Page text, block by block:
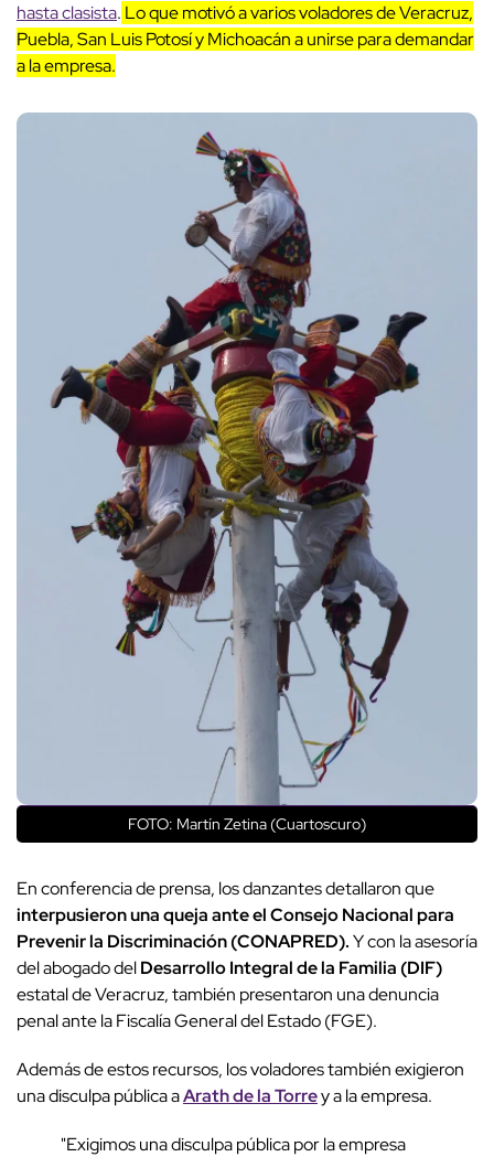
hasta clasista. Lo que motivó a varios voladores de Veracruz,
Puebla, San Luis Potosí y Michoacán a unirse para demandar
a la empresa.
FOTO: Martín Zetina (Cuartoscuro)
En conferencia de prensa, los danzantes detallaron que
interpusieron una queja ante el Consejo Nacional para
Prevenir la Discriminación (CONAPRED).Y con la asesoría
del abogado delDesarrollo Integral de la Familia (DIF)
estatal de Veracruz, también presentaron una denuncia
penal ante la Fiscalía General del Estado (FGE).
Además de estos recursos, los voladores también exigieron
una disculpa pública aArath de la Torrey a la empresa.
"Exigimos una disculpa pública por la empresa